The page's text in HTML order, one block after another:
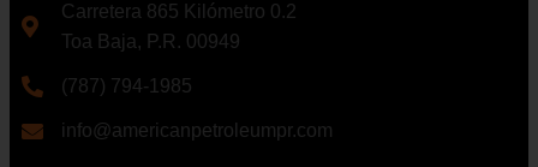
Carretera 865 Kilómetro 0.2
Toa Baja, P.R. 00949
(787) 794-1985
info@americanpetroleumpr.com